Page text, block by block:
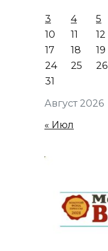
Август 2026
3
4 5
10
11 12
17
18 19
24
25 26
31
« Июл